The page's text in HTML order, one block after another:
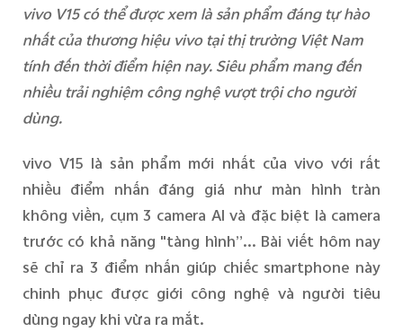
Việt Nam | Chọn quốc gia/khu vực
vivo V15 có thể được xem là sản phẩm đáng tự hào
nhất của thương hiệu vivo tại thị trường Việt Nam
tính đến thời điểm hiện nay. Siêu phẩm mang đến
nhiều trải nghiệm công nghệ vượt trội cho người
dùng.
vivo V15 là sản phẩm mới nhất của vivo với rất
nhiều điểm nhấn đáng giá như màn hình tràn
không viền, cụm 3 camera AI và đặc biệt là camera
trước có khả năng "tàng hình”... Bài viết hôm nay
sẽ chỉ ra 3 điểm nhấn giúp chiếc smartphone này
chinh phục được giới công nghệ và người tiêu
dùng ngay khi vừa ra mắt.